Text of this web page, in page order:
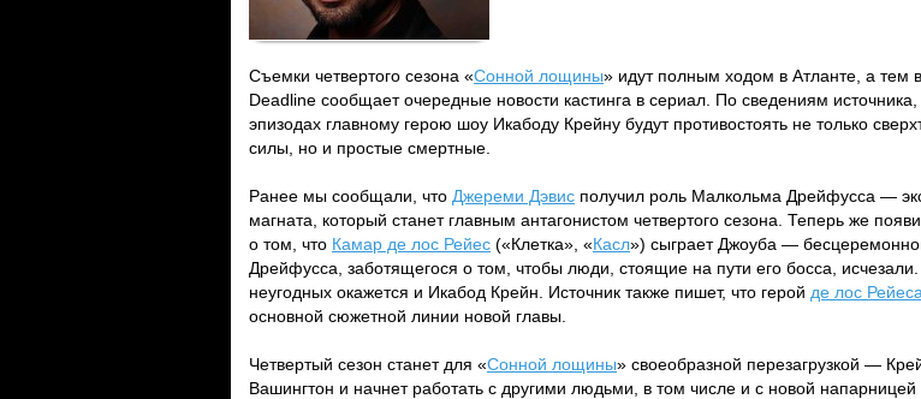
Съемки четвертого сезона «Сонной лощины» идут полным ходом в Атланте, а тем
Deadline сообщает очередные новости кастинга в сериал. По сведениям
эпизодах главному герою шоу Икабоду Крейну будут противостоять не только
силы, но и простые смертные.
Ранее мы сообщали, что Джереми Дэвис получил роль Малкольма Дрейфусса —
магната, который станет главным антагонистом четвертого сезона. Теперь же
о том, что Камар де лос Рейес («Клетка», «Касл») сыграет Джоуба —
Дрейфусса, заботящегося о том, чтобы люди, стоящие на пути его босса,
неугодных окажется и Икабод Крейн. Источник также пишет, что герой де лос Рейеса
основной сюжетной линии новой главы.
Четвертый сезон станет для «Сонной лощины» своеобразной перезагрузкой —
Вашингтон и начнет работать с другими людьми, в том числе и с новой напарницей